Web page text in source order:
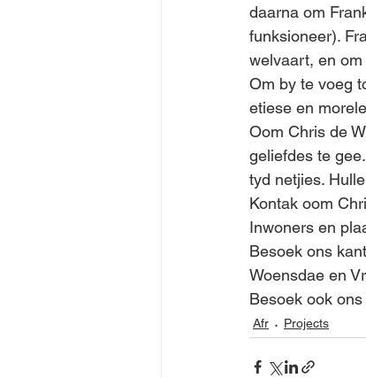
daarna om
funksioneer).
welvaart, en
Om by te voeg
etiese en
Oom Chris de
geliefdes te
tyd netjies.
Kontak oom
Inwoners en
Besoek ons
Woensdae en
Besoek ook
Afr Projects